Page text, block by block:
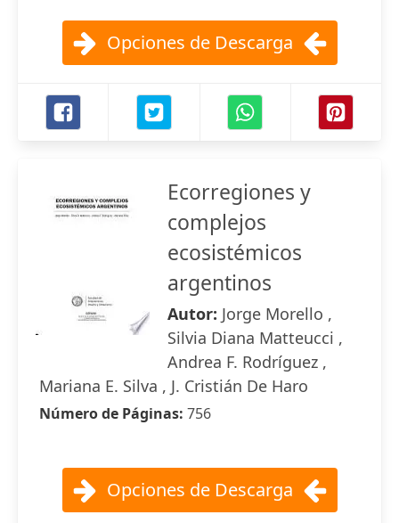
Opciones de Descarga
Ecorregiones y
complejos
ecosistémicos
argentinos
Autor: Jorge Morello ,
Silvia Diana Matteucci ,
Andrea F. Rodríguez ,
Mariana E. Silva , J. Cristián De Haro
Número de Páginas: 756
Opciones de Descarga